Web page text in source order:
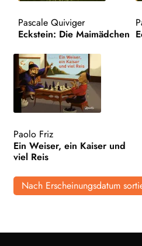
WEITERE VERLAGE
Search:
Pascale Quiviger
Eckstein: Die Maimädchen
Paolo Friz
Ein Weiser, ein Kaiser und
viel Reis
Nach Erscheinungsdatum